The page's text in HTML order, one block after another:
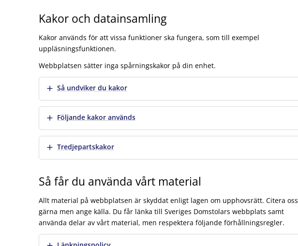
Kakor och datainsamling
Kakor används för att vissa funktioner ska fungera, som till exempel
uppläsningsfunktionen.
Webbplatsen sätter inga spårningskakor på din enhet.
Visa merSå undviker du kakor
Visa merFöljande kakor används
Visa merTredjepartskakor
Så får du använda vårt material
Allt material på webbplatsen är skyddat enligt lagen om upphovsrätt. Citera oss
gärna men ange källa. Du får länka till Sveriges Domstolars webbplats samt
använda delar av vårt material, men respektera följande förhållningsregler.
Visa mer